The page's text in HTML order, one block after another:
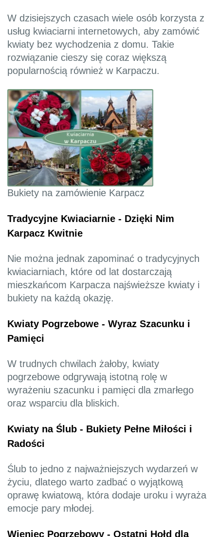
W dzisiejszych czasach wiele osób korzysta z
usług kwiaciarni internetowych, aby zamówić
kwiaty bez wychodzenia z domu. Takie
rozwiązanie cieszy się coraz większą
popularnością również w Karpaczu.
Bukiety na zamówienie Karpacz
Tradycyjne Kwiaciarnie - Dzięki Nim
Karpacz Kwitnie
Nie można jednak zapominać o tradycyjnych
kwiaciarniach, które od lat dostarczają
mieszkańcom Karpacza najświeższe kwiaty i
bukiety na każdą okazję.
Kwiaty Pogrzebowe - Wyraz Szacunku i
Pamięci
W trudnych chwilach żałoby, kwiaty
pogrzebowe odgrywają istotną rolę w
wyrażeniu szacunku i pamięci dla zmarłego
oraz wsparciu dla bliskich.
Kwiaty na Ślub - Bukiety Pełne Miłości i
Radości
Ślub to jedno z najważniejszych wydarzeń w
życiu, dlatego warto zadbać o wyjątkową
oprawę kwiatową, która dodaje uroku i wyraża
emocje pary młodej.
Wieniec Pogrzebowy - Ostatni Hołd dla